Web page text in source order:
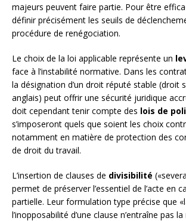
majeurs peuvent faire partie. Pour être
définir précisément les seuils de
procédure de renégociation.
Le choix de la loi applicable représente un
face à l’instabilité normative. Dans les
la désignation d’un droit réputé stable (droit
anglais) peut offrir une sécurité juridique
doit cependant tenir compte des lois de
s’imposeront quels que soient les choix
notamment en matière de protection des
de droit du travail.
L’insertion de clauses de divisibilité
permet de préserver l’essentiel de l’acte en
partielle. Leur formulation type précise que
l’inopposabilité d’une clause n’entraîne pas